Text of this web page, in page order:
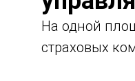
На одной
страховых